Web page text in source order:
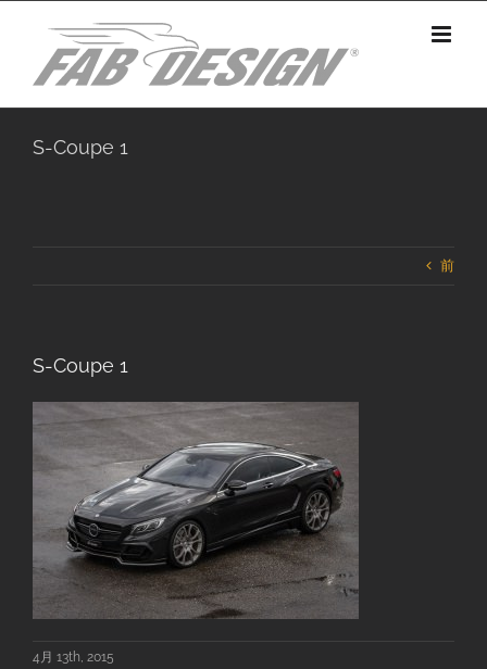
S-Coupe 1
前
S-Coupe 1
4月 13th, 2015